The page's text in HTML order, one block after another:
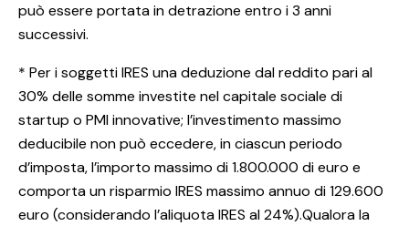
può essere portata in detrazione entro i 3 anni
successivi.
* Per i soggetti IRES una deduzione dal reddito pari al
30% delle somme investite nel capitale sociale di
startup o PMI innovative; l’investimento massimo
deducibile non può eccedere, in ciascun periodo
d’imposta, l’importo massimo di 1.800.000 di euro e
comporta un risparmio IRES massimo annuo di 129.600
euro (considerando l’aliquota IRES al 24%).Qualora la